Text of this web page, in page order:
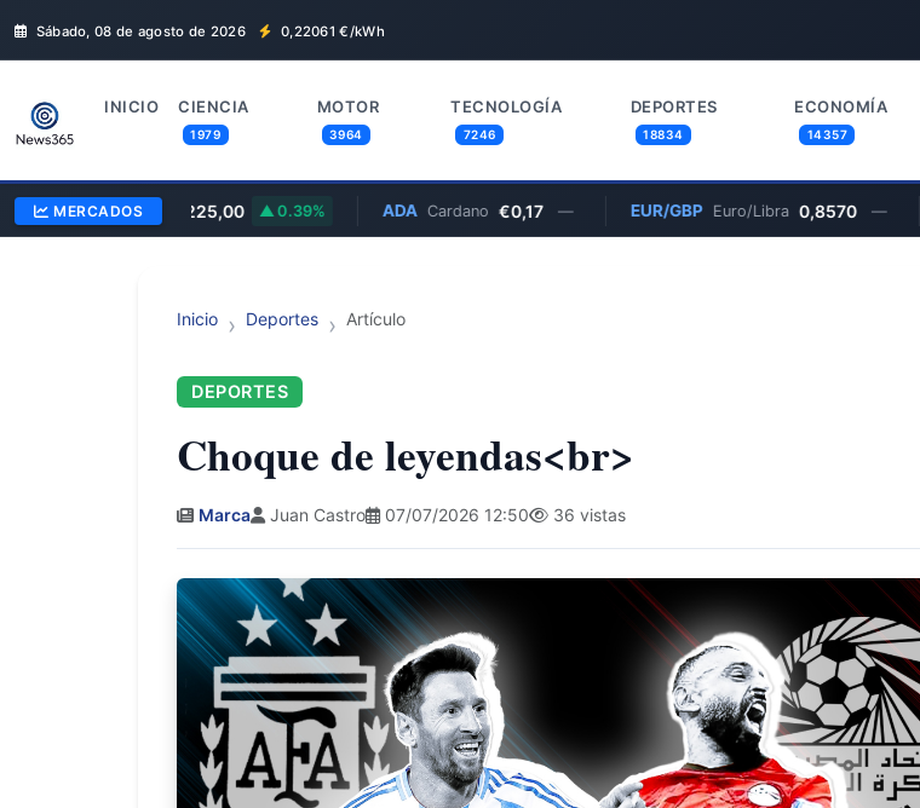
Sábado, 08 de agosto de 2026 0,22061 €/kWh
INICIO CIENCIA
1979
MOTOR
3964
TECNOLOGÍA
7246
DEPORTES
18834
ECONOMÍA
14357
MERCADOS
BTC Bitcoin €56.225,00 0.39% ADA Cardano €0,17 — EUR/GBP Euro/Libra 0,8570 —
Inicio Deportes Artículo
DEPORTES
Choque de leyendas<br>
Marca Juan Castro 07/07/2026 12:50 36 vistas